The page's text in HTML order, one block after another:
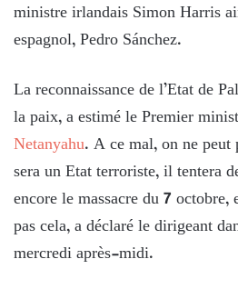
ministre irlandais Simon Harris
espagnol, Pedro Sánchez.
La reconnaissance de l’Etat de
la paix, a estimé le Premier
Netanyahu. A ce mal, on ne peut
sera un Etat terroriste, il tentera
encore le massacre du 7 octobre,
pas cela, a déclaré le dirigeant
mercredi après-midi.